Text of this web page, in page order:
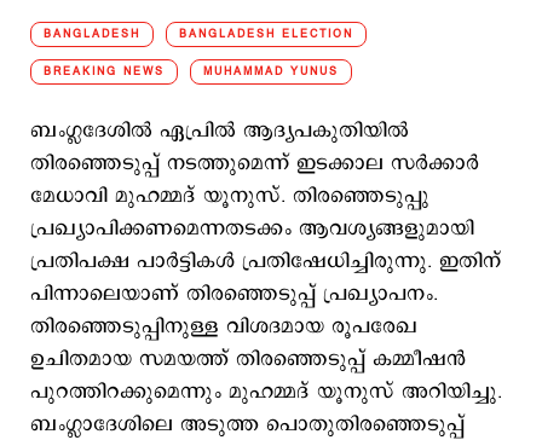
BANGLADESH BANGLADESH ELECTION
BREAKING NEWS MUHAMMAD YUNUS
ബംഗ്ലദേശില്‍ ഏപ്രില്‍ ആദ്യപകുതിയില്‍
തിരഞ്ഞെടുപ്പ് നടത്തുമെന്ന് ഇടക്കാല സർക്കാര്‍
മേധാവി മുഹമ്മദ് യൂനുസ്. തിരഞ്ഞെടുപ്പു
പ്രഖ്യാപിക്കണമെന്നതടക്കം ആവശ്യങ്ങളുമായി
പ്രതിപക്ഷ പാർട്ടികൾ പ്രതിഷേധിച്ചിരുന്നു. ഇതിന്
പിന്നാലെയാണ് തിരഞ്ഞെടുപ്പ് പ്രഖ്യാപനം.
തിരഞ്ഞെടുപ്പിനുള്ള വിശദമായ രൂപരേഖ
ഉചിതമായ സമയത്ത് തിരഞ്ഞെടുപ്പ് കമ്മീഷൻ
പുറത്തിറക്കുമെന്നും മുഹമ്മദ് യൂനുസ് അറിയിച്ചു.
ബംഗ്ലാദേശിലെ അടുത്ത പൊതുതിരഞ്ഞെടുപ്പ്